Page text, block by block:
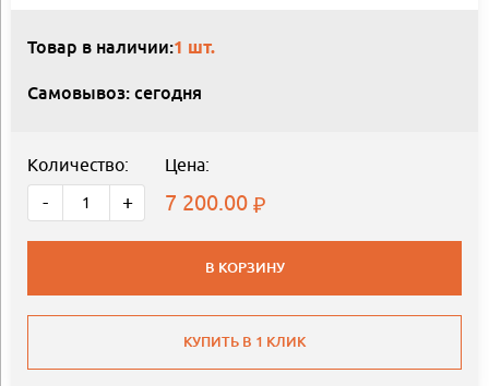
Товар в наличии:1 шт.
Самовывоз: сегодня
Количество:
- +
Цена:
7 200.00
В КОРЗИНУ
КУПИТЬ В 1 КЛИК